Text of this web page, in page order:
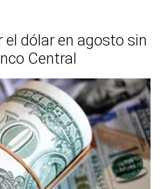
dólar en agosto sin
Central